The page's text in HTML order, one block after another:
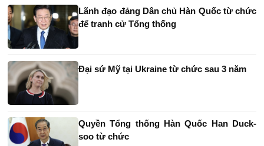
Lãnh đạo đảng Dân chủ Hàn Quốc từ chức
để tranh cử Tổng thống
Đại sứ Mỹ tại Ukraine từ chức sau 3 năm
Quyền Tổng thống Hàn Quốc Han Duck-
soo từ chức